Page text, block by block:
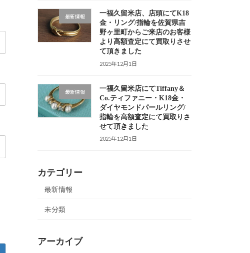
最新情報
一福久留米店、店頭にてK18
金・リング/指輪を佐賀県吉
野ヶ里町からご来店のお客様
より高額査定にて買取りさせ
て頂きました
2025年12月1日
最新情報
一福久留米店にてTiffany＆
Co.ティファニー・K18金・
ダイヤモンドパールリング/
指輪を高額査定にて買取りさ
せて頂きました
2025年12月1日
カテゴリー
最新情報
未分類
アーカイブ